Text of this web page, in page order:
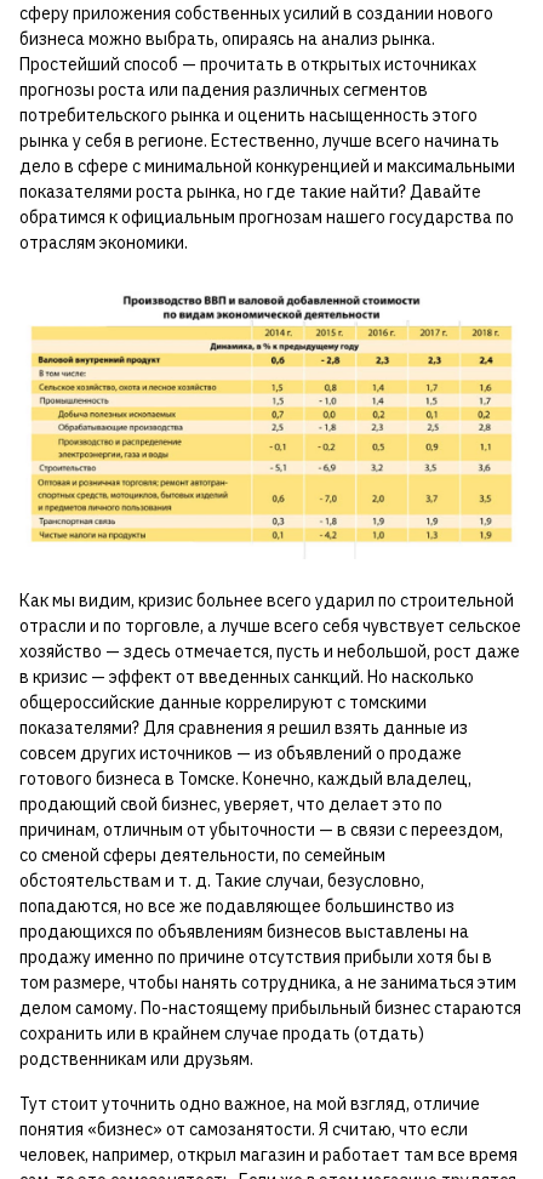
сферу приложения собственных усилий в создании нового
бизнеса можно выбрать, опираясь на анализ рынка.
Простейший способ — прочитать в открытых источниках
прогнозы роста или падения различных сегментов
потребительского рынка и оценить насыщенность этого
рынка у себя в регионе. Естественно, лучше всего начинать
дело в сфере с минимальной конкуренцией и максимальными
показателями роста рынка, но где такие найти? Давайте
обратимся к официальным прогнозам нашего государства по
отраслям экономики.
Как мы видим, кризис больнее всего ударил по строительной
отрасли и по торговле, а лучше всего себя чувствует сельское
хозяйство — здесь отмечается, пусть и небольшой, рост даже
в кризис — эффект от введенных санкций. Но насколько
общероссийские данные коррелируют с томскими
показателями? Для сравнения я решил взять данные из
совсем других источников — из объявлений о продаже
готового бизнеса в Томске. Конечно, каждый владелец,
продающий свой бизнес, уверяет, что делает это по
причинам, отличным от убыточности — в связи с переездом,
со сменой сферы деятельности, по семейным
обстоятельствам и т. д. Такие случаи, безусловно,
попадаются, но все же подавляющее большинство из
продающихся по объявлениям бизнесов выставлены на
продажу именно по причине отсутствия прибыли хотя бы в
том размере, чтобы нанять сотрудника, а не заниматься этим
делом самому. По-настоящему прибыльный бизнес стараются
сохранить или в крайнем случае продать (отдать)
родственникам или друзьям.
Тут стоит уточнить одно важное, на мой взгляд, отличие
понятия «бизнес» от самозанятости. Я считаю, что если
человек, например, открыл магазин и работает там все время